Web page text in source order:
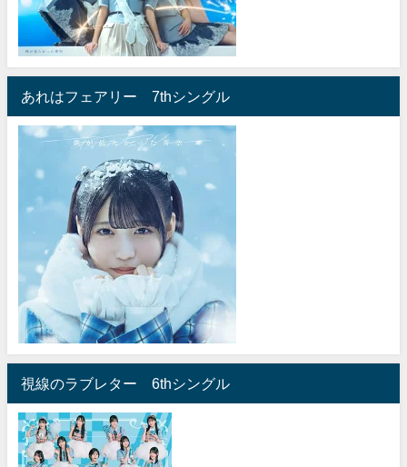
あれはフェアリー 7thシングル
視線のラブレター 6thシングル